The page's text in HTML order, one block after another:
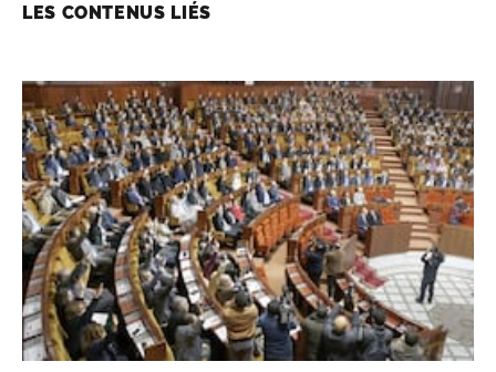
LES CONTENUS LIÉS